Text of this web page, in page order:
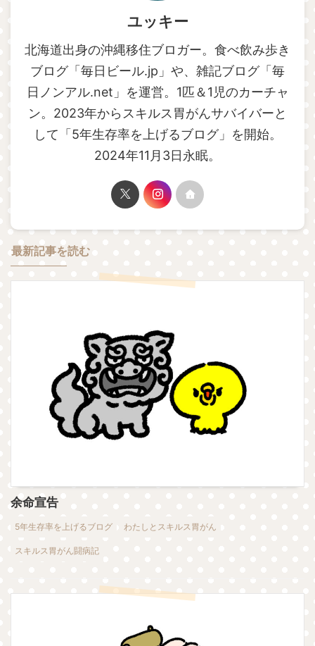
ユッキー
北海道出身の沖縄移住ブロガー。食べ飲み歩き
ブログ「毎日ビール.jp」や、雑記ブログ「毎
日ノンアル.net」を運営。1匹＆1児のカーチャ
ン。2023年からスキルス胃がんサバイバーと
して「5年生存率を上げるブログ」を開始。
2024年11月3日永眠。
最新記事を読む
余命宣告
5年生存率を上げるブログ わたしとスキルス胃がん
スキルス胃がん闘病記